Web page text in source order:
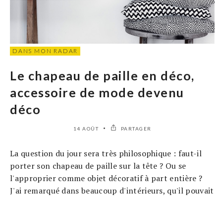
DANS MON RADAR
Le chapeau de paille en déco,
accessoire de mode devenu
déco
14 AOÛT PARTAGER
La question du jour sera très philosophique : faut-il
porter son chapeau de paille sur la tête ? Ou se
l'approprier comme objet décoratif à part entière ?
J'ai remarqué dans beaucoup d'intérieurs, qu'il pouvait